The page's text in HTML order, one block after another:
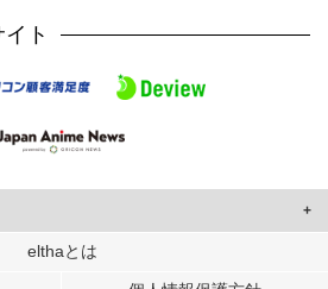
ト
して、ユーザーに合わせたコンテンツや広告の
elthaとは